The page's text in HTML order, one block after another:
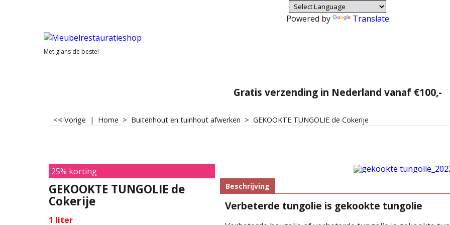
Powered by Translate
Met glans de beste!
Gratis verzending in Nederland vanaf €100,-
<< Vorige | Home > Buitenhout en tuinhout afwerken > GEKOOKTE TUNGOLIE de Cokerije
25% korting
GEKOOKTE TUNGOLIE de
Cokerije
1 liter
Beschrijving
Verbeterde tungolie is gekookte tungolie